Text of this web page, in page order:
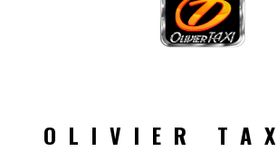
OLIVIER